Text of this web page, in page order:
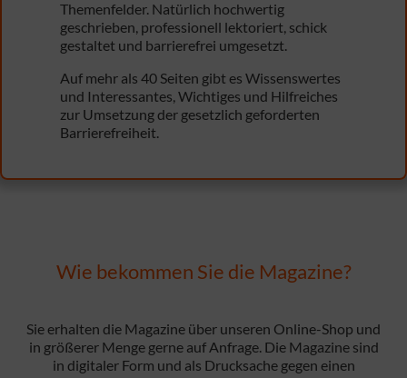
Themenfelder. Natürlich hochwertig
geschrieben, professionell lektoriert, schick
gestaltet und barrierefrei umgesetzt.
Auf mehr als 40 Seiten gibt es Wissenswertes
und Interessantes, Wichtiges und Hilfreiches
zur Umsetzung der gesetzlich geforderten
Barrierefreiheit.
Wie bekommen Sie die Magazine?
Sie erhalten die Magazine über unseren Online-Shop und
in größerer Menge gerne auf Anfrage. Die Magazine sind
in digitaler Form und als Drucksache gegen einen